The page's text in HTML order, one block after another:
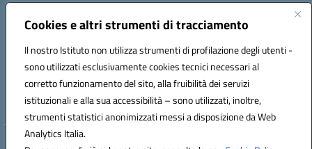
Cookies e altri strumenti di tracciamento
Il nostro Istituto non utilizza strumenti di profilazione degli utenti -
sono utilizzati esclusivamente cookies tecnici necessari al
corretto funzionamento del sito, alla fruibilità dei servizi
istituzionali e alla sua accessibilità – sono utilizzati, inoltre,
strumenti statistici anonimizzati messi a disposizione da Web
Analytics Italia.
Indirizzo:
Centralino:078170786 Email:caic875002@istruzione.it
Codice fiscale: 90027700922
Codice meccanografico:
CAIC875002
Codice unico di fatturazione (CUF): UFVRG0
Hosting & Powered by 3D Solution S.r.l.